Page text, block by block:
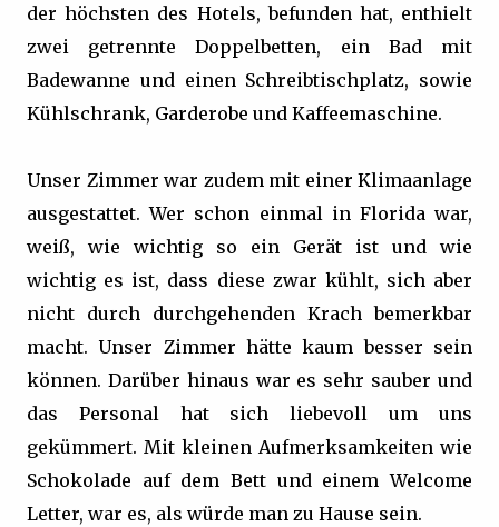
der höchsten des Hotels, befunden hat, enthielt
zwei getrennte Doppelbetten, ein Bad mit
Badewanne und einen Schreibtischplatz, sowie
Kühlschrank, Garderobe und Kaffeemaschine.
Unser Zimmer war zudem mit einer Klimaanlage
ausgestattet. Wer schon einmal in Florida war,
weiß, wie wichtig so ein Gerät ist und wie
wichtig es ist, dass diese zwar kühlt, sich aber
nicht durch durchgehenden Krach bemerkbar
macht. Unser Zimmer hätte kaum besser sein
können. Darüber hinaus war es sehr sauber und
das Personal hat sich liebevoll um uns
gekümmert. Mit kleinen Aufmerksamkeiten wie
Schokolade auf dem Bett und einem Welcome
Letter, war es, als würde man zu Hause sein.